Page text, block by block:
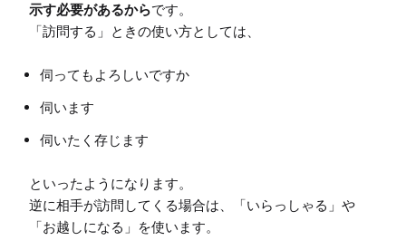
示す必要があるからです。
伺ってもよろしいですか
伺います
伺いたく存じます
といったようになります。
逆に相手が訪問してくる場合は、「いらっしゃる」や